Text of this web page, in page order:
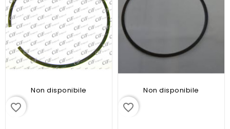
Non disponibile
favorite_border
Non disponibile
favorite_border